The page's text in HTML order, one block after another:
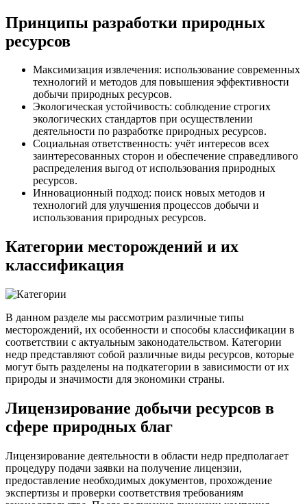
Принципы разработки природных
ресурсов
Максимизация извлечения: использование современных
технологий и методов для повышения эффективности
добычи природных ресурсов.
Экологическая устойчивость: соблюдение строгих
экологических стандартов при осуществлении
деятельности по разработке природных ресурсов.
Социальная ответственность: учёт интересов всех
заинтересованных сторон и обеспечение справедливого
распределения выгод от использования природных
ресурсов.
Инновационный подход: поиск новых методов и
технологий для улучшения процессов добычи и
использования природных ресурсов.
Категории месторождений и их
классификация
В данном разделе мы рассмотрим различные типы
месторождений, их особенности и способы классификации в
соответствии с актуальным законодательством. Категории
недр представляют собой различные виды ресурсов, которые
могут быть разделены на подкатегории в зависимости от их
природы и значимости для экономики страны.
Лицензирование добычи ресурсов в
сфере природных благ
Лицензирование деятельности в области недр предполагает
процедуру подачи заявки на получение лицензии,
предоставление необходимых документов, прохождение
экспертизы и проверки соответствия требованиям